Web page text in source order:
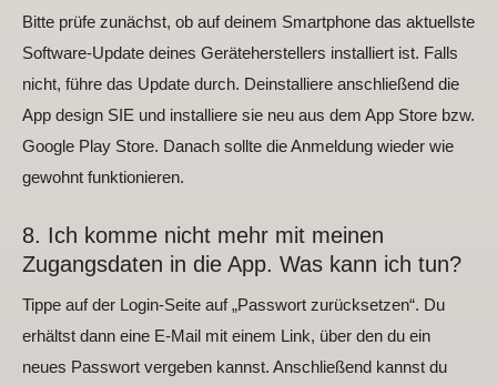
Bitte prüfe zunächst, ob auf deinem Smartphone das aktuellste
Software-Update deines Geräteherstellers installiert ist. Falls
nicht, führe das Update durch. Deinstalliere anschließend die
App design SIE und installiere sie neu aus dem App Store bzw.
Google Play Store. Danach sollte die Anmeldung wieder wie
gewohnt funktionieren.
8. Ich komme nicht mehr mit meinen
Zugangsdaten in die App. Was kann ich tun?
Tippe auf der Login-Seite auf „Passwort zurücksetzen“. Du
erhältst dann eine E-Mail mit einem Link, über den du ein
neues Passwort vergeben kannst. Anschließend kannst du